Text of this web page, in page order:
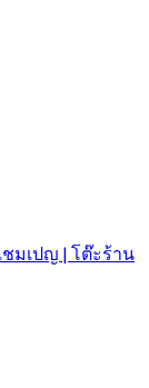
มเปญ | โต๊ะร้าน